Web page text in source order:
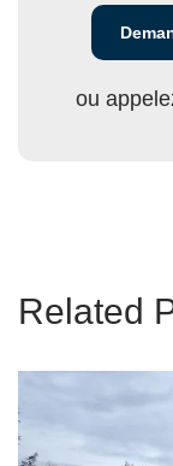
ou
Related